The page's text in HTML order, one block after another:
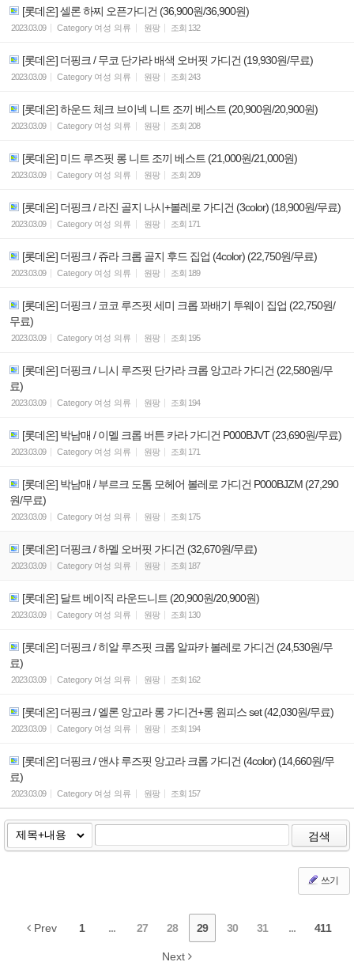
[롯데온] 셀론 하찌 오픈가디건 (36,900원/36,900원)
2023.03.09 Category 여성 의류 원팡 조회 132
[롯데온] 더핑크 / 무코 단가라 배색 오버핏 가디건 (19,930원/무료)
2023.03.09 Category 여성 의류 원팡 조회 243
[롯데온] 하운드 체크 브이넥 니트 조끼 베스트 (20,900원/20,900원)
2023.03.09 Category 여성 의류 원팡 조회 208
[롯데온] 미드 루즈핏 롱 니트 조끼 베스트 (21,000원/21,000원)
2023.03.09 Category 여성 의류 원팡 조회 209
[롯데온] 더핑크 / 라진 골지 나시+볼레로 가디건 (3color) (18,900원/무료)
2023.03.09 Category 여성 의류 원팡 조회 171
[롯데온] 더핑크 / 쥬라 크롭 골지 후드 집업 (4color) (22,750원/무료)
2023.03.09 Category 여성 의류 원팡 조회 189
[롯데온] 더핑크 / 코코 루즈핏 세미 크롭 꽈배기 투웨이 집업 (22,750원/
무료)
2023.03.09 Category 여성 의류 원팡 조회 195
[롯데온] 더핑크 / 니시 루즈핏 단가라 크롭 앙고라 가디건 (22,580원/무
료)
2023.03.09 Category 여성 의류 원팡 조회 194
[롯데온] 박남매 / 이멜 크롭 버튼 카라 가디건 P000BJVT (23,690원/무료)
2023.03.09 Category 여성 의류 원팡 조회 171
[롯데온] 박남매 / 부르크 도톰 모헤어 볼레로 가디건 P000BJZM (27,290
원/무료)
2023.03.09 Category 여성 의류 원팡 조회 175
[롯데온] 더핑크 / 하멜 오버핏 가디건 (32,670원/무료)
2023.03.09 Category 여성 의류 원팡 조회 187
[롯데온] 달트 베이직 라운드니트 (20,900원/20,900원)
2023.03.09 Category 여성 의류 원팡 조회 130
[롯데온] 더핑크 / 히알 루즈핏 크롭 알파카 볼레로 가디건 (24,530원/무
료)
2023.03.09 Category 여성 의류 원팡 조회 162
[롯데온] 더핑크 / 엘론 앙고라 롱 가디건+롱 원피스 set (42,030원/무료)
2023.03.09 Category 여성 의류 원팡 조회 194
[롯데온] 더핑크 / 앤샤 루즈핏 앙고라 크롭 가디건 (4color) (14,660원/무
료)
2023.03.09 Category 여성 의류 원팡 조회 157
검색
쓰기
Prev 1 ... 27 28 29 30 31 ... 411
Next